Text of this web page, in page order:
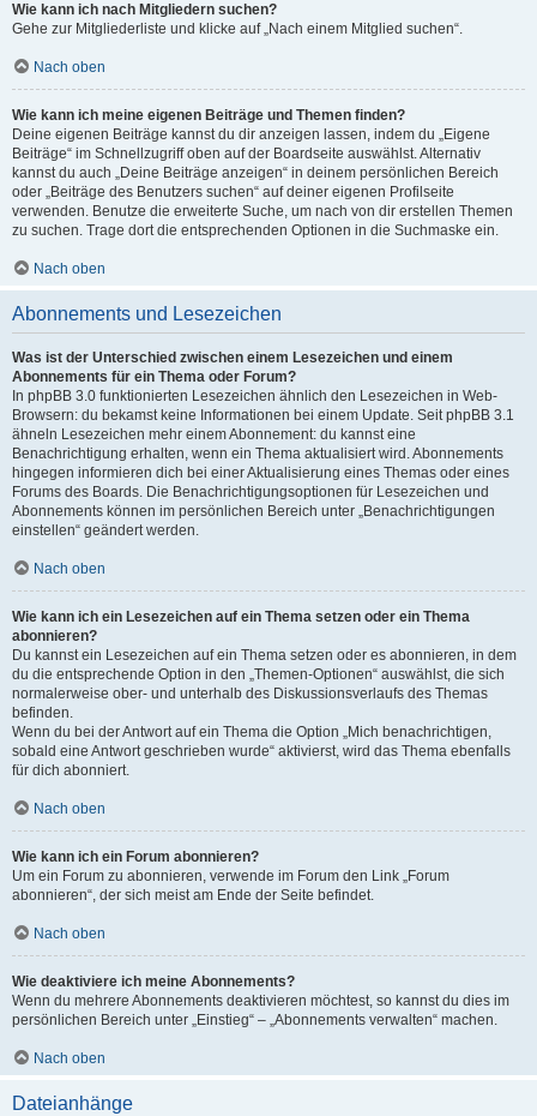
Wie kann ich nach Mitgliedern suchen?
Gehe zur Mitgliederliste und klicke auf „Nach einem Mitglied suchen“.
Nach oben
Wie kann ich meine eigenen Beiträge und Themen finden?
Deine eigenen Beiträge kannst du dir anzeigen lassen, indem du „Eigene
Beiträge“ im Schnellzugriff oben auf der Boardseite auswählst. Alternativ
kannst du auch „Deine Beiträge anzeigen“ in deinem persönlichen Bereich
oder „Beiträge des Benutzers suchen“ auf deiner eigenen Profilseite
verwenden. Benutze die erweiterte Suche, um nach von dir erstellen Themen
zu suchen. Trage dort die entsprechenden Optionen in die Suchmaske ein.
Nach oben
Abonnements und Lesezeichen
Was ist der Unterschied zwischen einem Lesezeichen und einem
Abonnements für ein Thema oder Forum?
In phpBB 3.0 funktionierten Lesezeichen ähnlich den Lesezeichen in Web-
Browsern: du bekamst keine Informationen bei einem Update. Seit phpBB 3.1
ähneln Lesezeichen mehr einem Abonnement: du kannst eine
Benachrichtigung erhalten, wenn ein Thema aktualisiert wird. Abonnements
hingegen informieren dich bei einer Aktualisierung eines Themas oder eines
Forums des Boards. Die Benachrichtigungsoptionen für Lesezeichen und
Abonnements können im persönlichen Bereich unter „Benachrichtigungen
einstellen“ geändert werden.
Nach oben
Wie kann ich ein Lesezeichen auf ein Thema setzen oder ein Thema
abonnieren?
Du kannst ein Lesezeichen auf ein Thema setzen oder es abonnieren, in dem
du die entsprechende Option in den „Themen-Optionen“ auswählst, die sich
normalerweise ober- und unterhalb des Diskussionsverlaufs des Themas
befinden.
Wenn du bei der Antwort auf ein Thema die Option „Mich benachrichtigen,
sobald eine Antwort geschrieben wurde“ aktivierst, wird das Thema ebenfalls
für dich abonniert.
Nach oben
Wie kann ich ein Forum abonnieren?
Um ein Forum zu abonnieren, verwende im Forum den Link „Forum
abonnieren“, der sich meist am Ende der Seite befindet.
Nach oben
Wie deaktiviere ich meine Abonnements?
Wenn du mehrere Abonnements deaktivieren möchtest, so kannst du dies im
persönlichen Bereich unter „Einstieg“ – „Abonnements verwalten“ machen.
Nach oben
Dateianhänge